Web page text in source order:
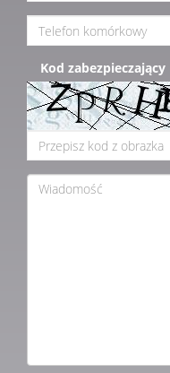
Kod zabezpieczający